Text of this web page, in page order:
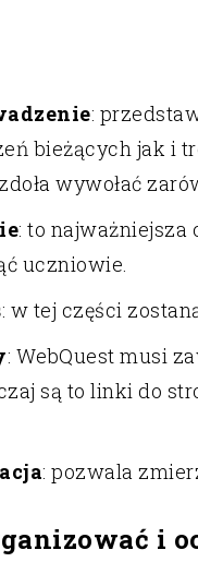
:
bieżących jak i
wywołać
: to najważniejsza
uczniowie.
: w tej części
: WebQuest musi
są to linki do
: pozwala
i